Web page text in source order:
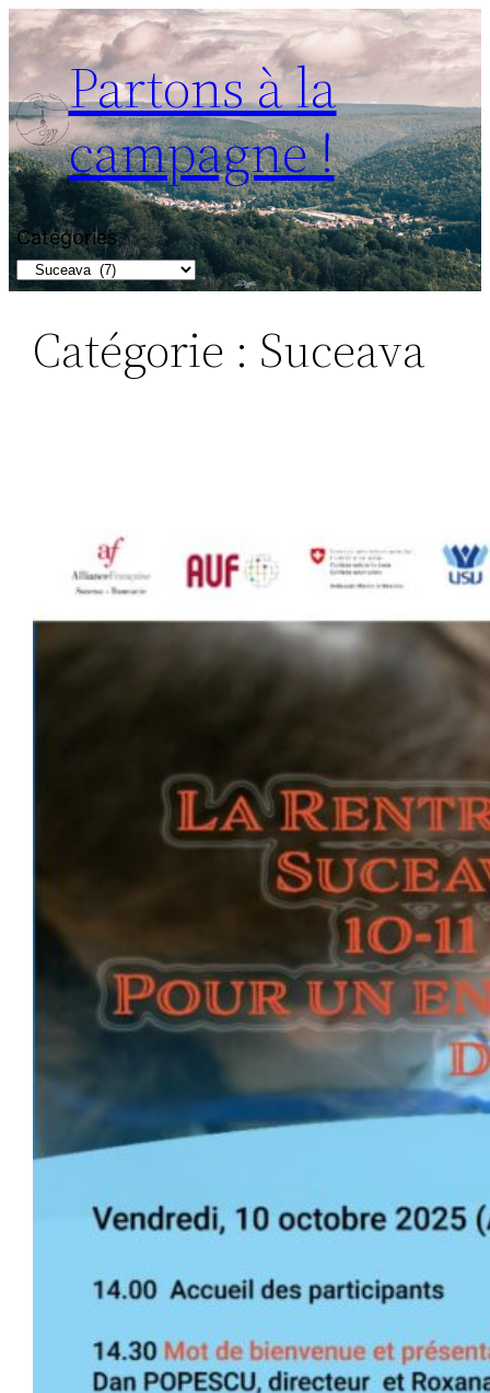
Partons à la
campagne !
Catégories
Catégorie : Suceava